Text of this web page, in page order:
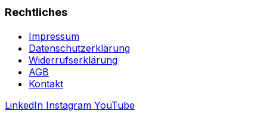
Rechtliches
Impressum
Datenschutzerklärung
Widerrufserklärung
AGB
Kontakt
LinkedIn Instagram YouTube